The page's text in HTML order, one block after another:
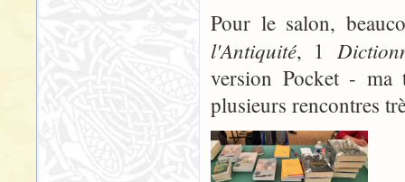
Pour le salon,
l'Antiquité, 1
version Pocket - ma
plusieurs rencontres